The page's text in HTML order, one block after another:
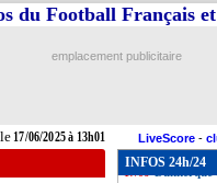
17/06/2025 à 13h01
du Football Français
emplacement publicitaire
LiveScore -
INFOS 24h/24
17/06 Atletico:
17/06 Strasbourg
17/06 Al-Nassr
17/06 RU Saint-
17/06 OM: